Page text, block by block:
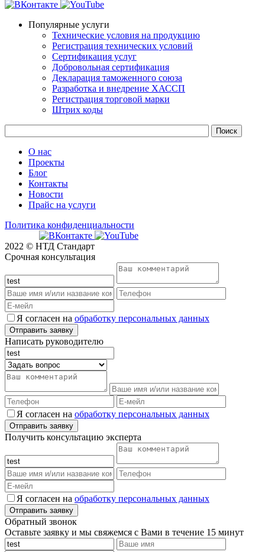
Популярные услуги
Технические условия на продукцию
Регистрация технических условий
Сертификация услуг
Добровольная сертификация
Декларация таможенного союза
Разработка и внедрение ХАССП
Регистрация торговой марки
Штрих коды
О нас
Проекты
Блог
Контакты
Новости
Прайс на услуги
Политика конфиденциальности
2022 © НТД Стандарт
Срочная консультация
Я согласен на обработку персональных данных
Написать руководителю
Я согласен на обработку персональных данных
Получить консультацию эксперта
Я согласен на обработку персональных данных
Обратный звонок
Оставьте заявку и мы свяжемся с Вами в течение 15 минут